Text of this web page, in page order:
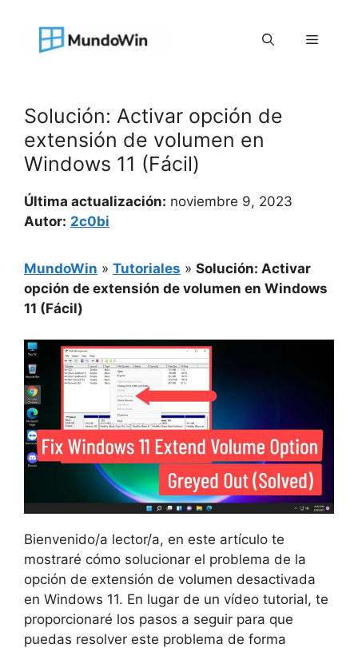
contenido
Menú
Solución: Activar opción de
extensión de volumen en
Windows 11 (Fácil)
Última actualización: noviembre 9, 2023
Autor: 2c0bi
MundoWin » Tutoriales » Solución: Activar
opción de extensión de volumen en Windows
11 (Fácil)
Bienvenido/a lector/a, en este artículo te
mostraré cómo solucionar el problema de la
opción de extensión de volumen desactivada
en Windows 11. En lugar de un vídeo tutorial, te
proporcionaré los pasos a seguir para que
puedas resolver este problema de forma